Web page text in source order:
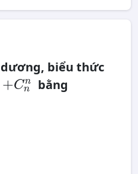
biểu thức
+Cn
n
bằng